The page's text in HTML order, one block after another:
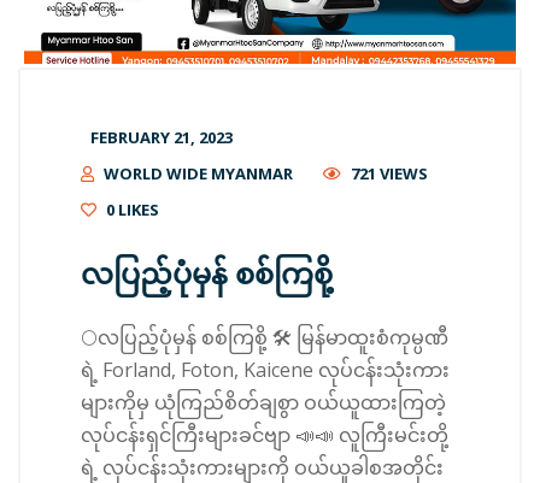
FEBRUARY 21, 2023
WORLD WIDE MYANMAR
721 VIEWS
0 LIKES
လပြည့်ပုံမှန် စစ်ကြစို့
🌕လပြည့်ပုံမှန် စစ်ကြစို့ 🛠 မြန်မာထူးစံကုမ္ပဏီ
ရဲ့ Forland, Foton, Kaicene လုပ်ငန်းသုံးကား
များကိုမှ ယုံကြည်စိတ်ချစွာ ဝယ်ယူထားကြတဲ့
လုပ်ငန်းရှင်ကြီးများခင်ဗျာ 📣📣 လူကြီးမင်းတို့
ရဲ့ လုပ်ငန်းသုံးကားများကို ဝယ်ယူခါစအတိုင်း